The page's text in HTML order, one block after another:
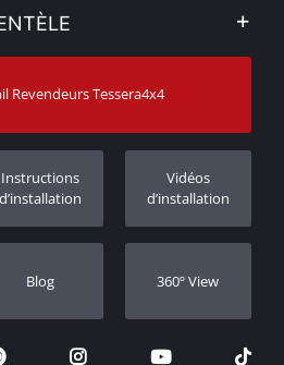
Revendeurs Tessera4x4
Instructions
d’installation
Vidéos
d’installation
Blog 360º View